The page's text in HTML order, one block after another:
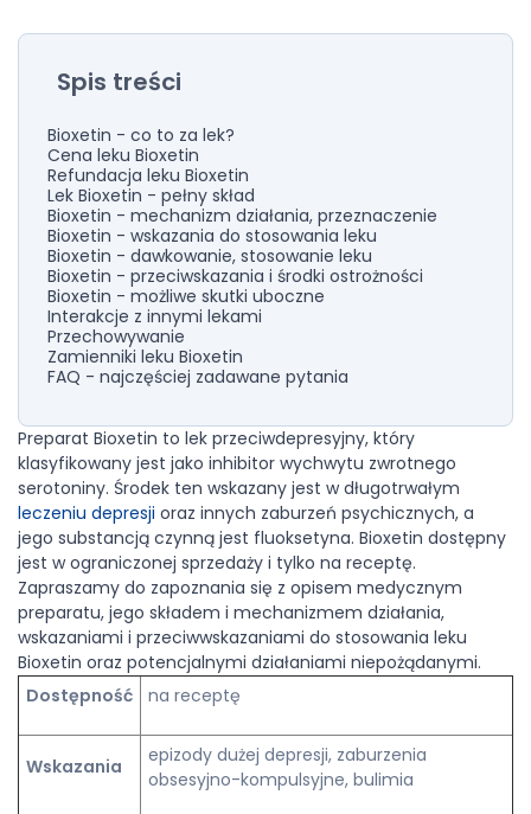
Preparat Bioxetin to lek przeciwdepresyjny, który
klasyfikowany jest jako inhibitor wychwytu zwrotnego
serotoniny. Środek ten wskazany jest w długotrwałym
leczeniu depresji oraz innych zaburzeń psychicznych, a
jego substancją czynną jest fluoksetyna. Bioxetin dostępny
jest w ograniczonej sprzedaży i tylko na receptę.
Zapraszamy do zapoznania się z opisem medycznym
preparatu, jego składem i mechanizmem działania,
wskazaniami i przeciwwskazaniami do stosowania leku
Bioxetin oraz potencjalnymi działaniami niepożądanymi.
Dostępność
na receptę
Wskazania
epizody dużej depresji, zaburzenia
obsesyjno-kompulsyjne, bulimia
Spis treści
Bioxetin - co to za lek?
Cena leku Bioxetin
Refundacja leku Bioxetin
Lek Bioxetin - pełny skład
Bioxetin - mechanizm działania, przeznaczenie
Bioxetin - wskazania do stosowania leku
Bioxetin - dawkowanie, stosowanie leku
Bioxetin - przeciwskazania i środki ostrożności
Bioxetin - możliwe skutki uboczne
Interakcje z innymi lekami
Przechowywanie
Zamienniki leku Bioxetin
FAQ - najczęściej zadawane pytania